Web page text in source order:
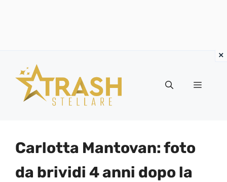
contenuto
Menu
Carlotta Mantovan: foto
da brividi 4 anni dopo la